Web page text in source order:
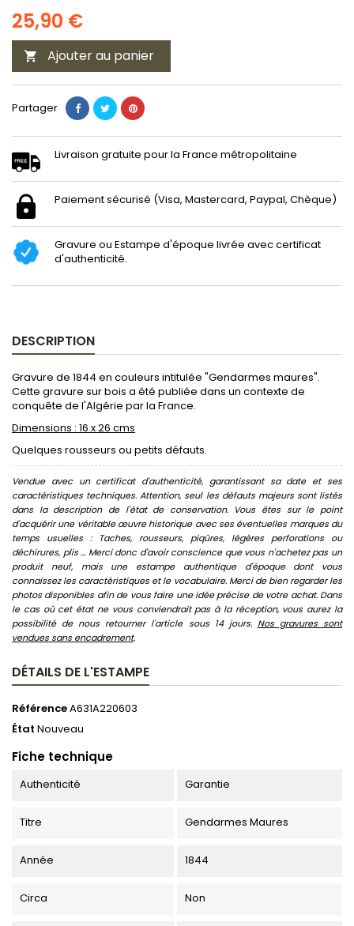
25,90 €
 Ajouter au panier
Partager
Livraison gratuite pour la France métropolitaine
Paiement sécurisé (Visa, Mastercard, Paypal, Chèque)
Gravure ou Estampe d'époque livrée avec certificat
d'authenticité.
DESCRIPTION
Gravure de 1844 en couleurs intitulée "Gendarmes maures".
Cette gravure sur bois a été publiée dans un contexte de
conquête de l'Algérie par la France.
Dimensions : 16 x 26 cms
Quelques rousseurs ou petits défauts.
Vendue avec un certificat d'authenticité, garantissant sa date et ses
caractéristiques techniques. Attention, seul les défauts majeurs sont listés
dans la description de l'état de conservation. Vous êtes sur le point
d'acquérir une véritable œuvre historique avec ses éventuelles marques du
temps usuelles : Taches, rousseurs, piqûres, légères perforations ou
déchirures, plis ... Merci donc d'avoir conscience que vous n'achetez pas un
produit neuf, mais une estampe authentique d'époque dont vous
connaissez les caractéristiques et le vocabulaire. Merci de bien regarder les
photos disponibles afin de vous faire une idée précise de votre achat. Dans
le cas où cet état ne vous conviendrait pas à la réception, vous aurez la
possibilité de nous retourner l'article sous 14 jours. Nos gravures sont
vendues sans encadrement.
DÉTAILS DE L'ESTAMPE
RéférenceA631A220603
État Nouveau
Fiche technique
Authenticité Garantie
Titre Gendarmes Maures
Année 1844
Circa Non